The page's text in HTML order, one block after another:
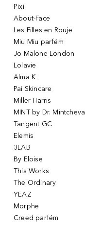
Pixi
About-Face
Les Filles en Rouje
Miu Miu parfém
Jo Malone London
Lolavie
Alma K
Pai Skincare
Miller Harris
MINT by Dr. Mintcheva
Tangent GC
Elemis
3LAB
By Eloise
This Works
The Ordinary
YEAZ
Morphe
Creed parfém